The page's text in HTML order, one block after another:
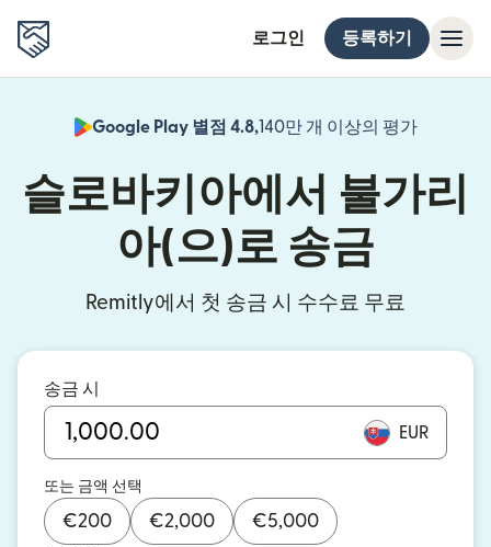
로그인 등록하기
Google Play 별점 4.8,140만 개 이상의 평가
슬로바키아에서 불가리
아(으)로 송금
Remitly에서 첫 송금 시 수수료 무료
송금 시
EUR
또는 금액 선택
€200 €2,000 €5,000